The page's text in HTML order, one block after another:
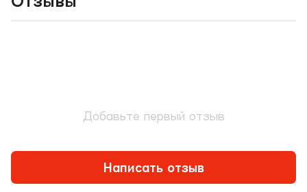
Добавьте первый отзыв
Написать отзыв